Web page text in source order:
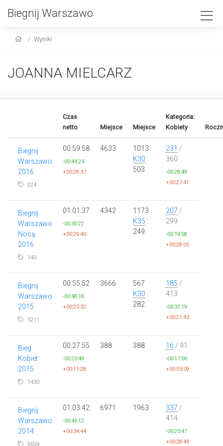
Biegnij Warszawo
Wyniki
JOANNA MIELCARZ
Czas
netto
Miejsce Miejsce
Kategoria:
Kobiety
Biegnij
Warszawo
2016
224
00:59:58
-00:44:24
+00:28:37
4633
1013
K30 :
503
231 /
360
-00:28:49
+00:27:41
Biegnij
Warszawo
Nocą
2016
140
01:01:37
-00:30:22
+00:29:40
4342
1173
K35 :
249
207 /
299
-00:19:58
+00:28:05
Biegnij
Warszawo
2015
5211
00:55:52
-00:48:18
+00:25:32
3666
567
K30 :
282
185 /
413
-00:31:19
+00:21:43
Bieg
Kobiet
2015
1430
00:27:55
-00:20:49
+00:11:28
388 388 16 / 91
-00:17:06
+00:03:59
Biegnij
Warszawo
2014
6034
01:03:42
-00:46:12
+00:34:44
6971 1963 337 /
414
-00:20:47
+00:28:46